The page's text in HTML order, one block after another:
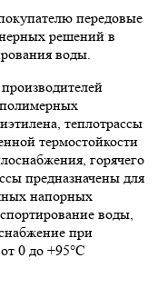
передовые
решений в
воды.
теплотрассы
термостойкости
горячего
предназначены для
напорных
воды,
при
0 до +95°С